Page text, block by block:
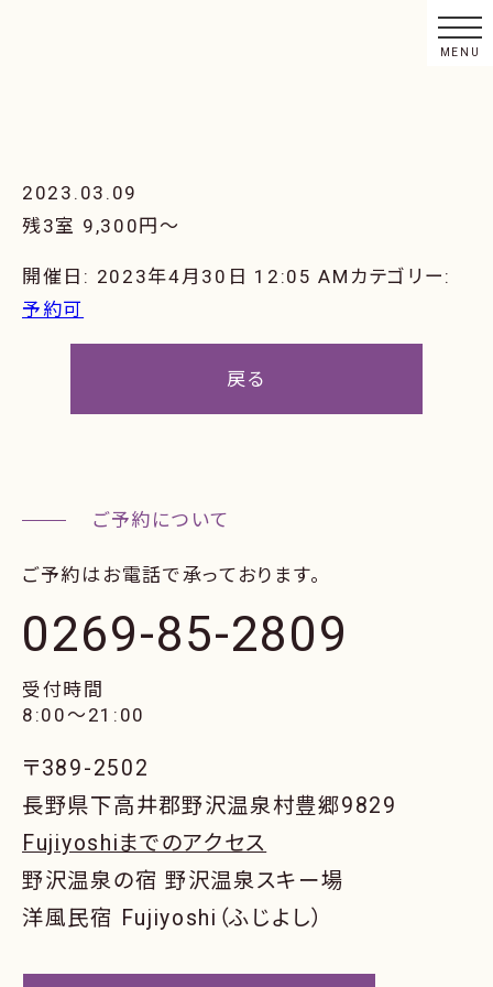
2023.03.09
残3室 9,300円〜
開催日: 2023年4月30日 12:05 AM カテゴリー:
予約可
戻る
ご予約はお電話で承っております。
0269-85-2809
受付時間
8:00〜21:00
〒389-2502
長野県下高井郡野沢温泉村豊郷9829
Fujiyoshiまでのアクセス
野沢温泉の宿 野沢温泉スキー場
洋風民宿 Fujiyoshi（ふじよし）